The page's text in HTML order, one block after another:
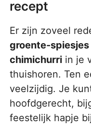
recept
Er zijn zoveel
groente-
chimichurri in je
thuishoren. Ten
veelzijdig. Je
hoofdgerecht,
feestelijk hapje